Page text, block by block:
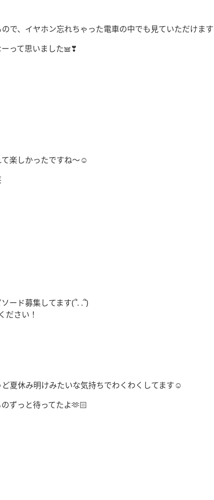
で、イヤホン忘れちゃった電車の中でも見ていただけます‎
ーって思いました𖠌❣︎
楽しかったですね〜☺️
ード募集してます(՞. .՞)
ださい！
夏休み明けみたいな気持ちでわくわくしてます☺️
ずっと待ってたよ‪‪‪‪‪🫶🏻️